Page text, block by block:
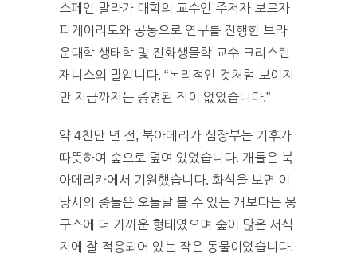
스페인 말라가 대학의 교수인 주저자 보르자
피게이리도와 공동으로 연구를 진행한 브라
운대학 생태학 및 진화생물학 교수 크리스틴
재니스의 말입니다. “논리적인 것처럼 보이지
만 지금까지는 증명된 적이 없었습니다.”
약 4천만 년 전, 북아메리카 심장부는 기후가
따뜻하여 숲으로 덮여 있었습니다. 개들은 북
아메리카에서 기원했습니다. 화석을 보면 이
당시의 종들은 오늘날 볼 수 있는 개보다는 몽
구스에 더 가까운 형태였으며 숲이 많은 서식
지에 잘 적응되어 있는 작은 동물이었습니다.